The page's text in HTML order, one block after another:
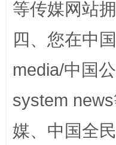
站台名比不上
等传媒网站
四、您在中
media/中国
system
媒、中国全